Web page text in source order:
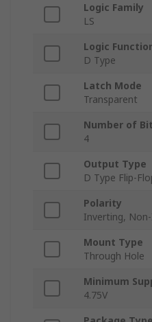
Logic Family
LS
Logic
D Type
Latch Mode
Transparent
Number of
4
Output Type
D Type Flip-
Polarity
Inverting,
Mount Type
Through Hole
Minimum
4.75V